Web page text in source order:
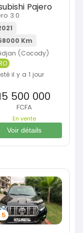
Pajero
3.0
Km
(Cocody)
il y a 1 jour
500 000
FCFA
En vente
Voir détails
5